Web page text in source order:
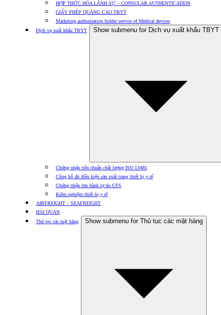
HỢP THỨC HÓA LÃNH SỰ – CONSULAR AUTHENTICATION
GIẤY PHÉP QUẢNG CÁO TBYT
Marketing authorization holder service of Medical devices
Dịch vụ xuất khẩu TBYT
Show submenu for Dịch vụ xuất khẩu TBYT
Chứng nhận tiêu chuẩn chất lượng ISO 13485
Công bố đủ điều kiện sản xuất trang thiết bị y tế
Chứng nhận lưu hành tự do CFS
Kiểm nghiệm thiết bị y tế
AIRFREIGHT – SEAFREIGHT
HẢI QUAN
Thủ tục các mặt hàng
Show submenu for Thủ tục các mặt hàng